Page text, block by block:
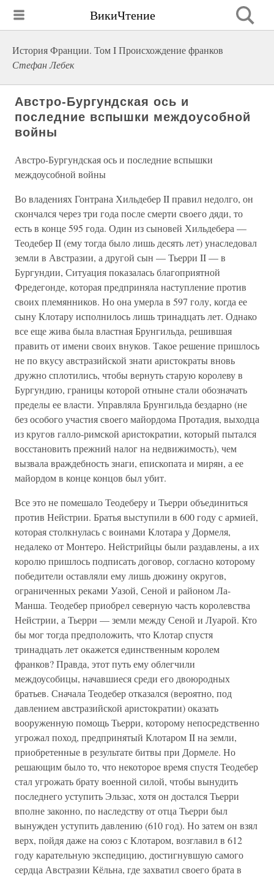
ВикиЧтение
История Франции. Том I Происхождение франков
Стефан Лебек
Австро-Бургундская ось и
последние вспышки междоусобной
войны
Австро-Бургундская ось и последние вспышки
междоусобной войны
Во владениях Гонтрана Хильдебер II правил недолго, он
скончался через три года после смерти своего дяди, то
есть в конце 595 года. Один из сыновей Хильдебера —
Теодебер II (ему тогда было лишь десять лет) унаследовал
земли в Австразии, а другой сын — Тьерри II — в
Бургундии, Ситуация показалась благоприятной
Фредегонде, которая предприняла наступление против
своих племянников. Но она умерла в 597 голу, когда ее
сыну Клотару исполнилось лишь тринадцать лет. Однако
все еще жива была властная Брунгильда, решившая
править от имени своих внуков. Такое решение пришлось
не по вкусу австразийской знати аристократы вновь
дружно сплотились, чтобы вернуть старую королеву в
Бургундию, границы которой отныне стали обозначать
пределы ее власти. Управляла Брунгильда бездарно (не
без особого участия своего майордома Протадия, выходца
из кругов галло-римской аристократии, который пытался
восстановить прежний налог на недвижимость), чем
вызвала враждебность знаги, епископата и мирян, а ее
майордом в конце концов был убит.
Все это не помешало Теодеберу и Тьерри объединиться
против Нейстрии. Братья выступили в 600 году с армией,
которая столкнулась с воинами Клотара у Дормеля,
недалеко от Монтеро. Нейстрийцы были раздавлены, а их
королю пришлось подписать договор, согласно которому
победители оставляли ему лишь дюжину округов,
ограниченных реками Уазой, Сеной и районом Ла-
Манша. Теодебер приобрел северную часть королевства
Нейстрии, а Тьерри — земли между Сеной и Луарой. Кто
бы мог тогда предположить, что Клотар спустя
тринадцать лет окажется единственным королем
франков? Правда, этот путь ему облегчили
междоусобицы, начавшиеся среди его двоюродных
братьев. Сначала Теодебер отказался (вероятно, под
давлением австразийской аристократии) оказать
вооруженную помощь Тьерри, которому непосредственно
угрожал поход, предпринятый Клотаром II на земли,
приобретенные в результате битвы при Дормеле. Но
решающим было то, что некоторое время спустя Теодебер
стал угрожать брату военной силой, чтобы вынудить
последнего уступить Эльзас, хотя он достался Тьерри
вполне законно, по наследству от отца Тьерри был
вынужден уступить давлению (610 год). Но затем он взял
верх, пойдя даже на союз с Клотаром, возглавил в 612
году карательную экспедицию, достигнувшую самого
сердца Австразии Кёльна, где захватил своего брата в